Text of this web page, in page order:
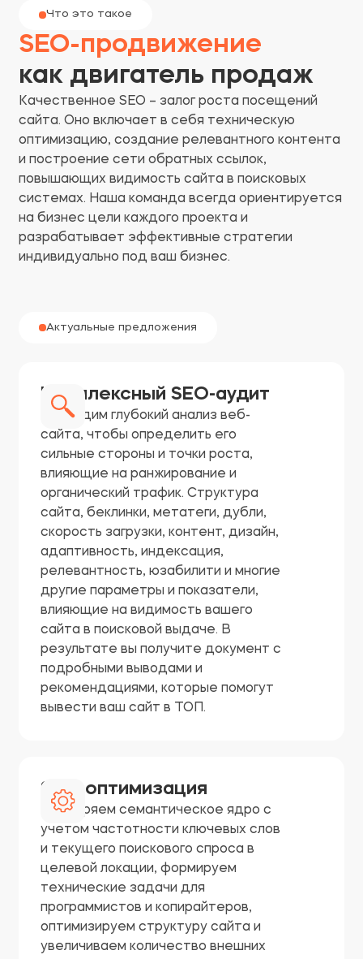
Что это такое
SEO-продвижение
как двигатель продаж
Качественное SEO – залог роста посещений
сайта. Оно включает в себя техническую
оптимизацию, создание релевантного контента
и построение сети обратных ссылок,
повышающих видимость сайта в поисковых
системах. Наша команда всегда ориентируется
на бизнес цели каждого проекта и
разрабатывает эффективные стратегии
индивидуально под ваш бизнес.
Актуальные предложения
Комплексный SEO-аудит
Проводим глубокий анализ веб-
сайта, чтобы определить его
сильные стороны и точки роста,
влияющие на ранжирование и
органический трафик. Структура
сайта, беклинки, метатеги, дубли,
скорость загрузки, контент, дизайн,
адаптивность, индексация,
релевантность, юзабилити и многие
другие параметры и показатели,
влияющие на видимость вашего
сайта в поисковой выдаче. В
результате вы получите документ с
подробными выводами и
рекомендациями, которые помогут
вывести ваш сайт в ТОП.
SEO-оптимизация
Расширяем семантическое ядро ​​с
учетом частотности ключевых слов
и текущего поискового спроса в
целевой локации, формируем
технические задачи для
программистов и копирайтеров,
оптимизируем структуру сайта и
увеличиваем количество внешних